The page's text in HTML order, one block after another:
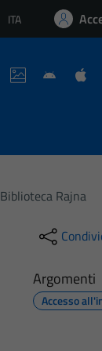
Lingua attiva:
ITA
Rajna
Argomenti
Accesso